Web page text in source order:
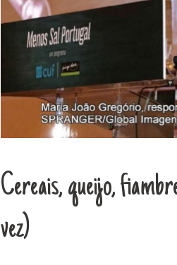
Cereais, queijo,
vez)